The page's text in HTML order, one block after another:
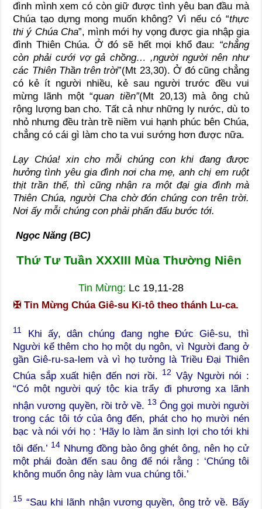
đình mình xem có còn giữ được tình yêu ban đầu mà
Chúa tạo dựng mong muốn không? Vì nếu có “thực
thi ý Chúa Cha”, mình mới hy vọng được gia nhập gia
đình Thiên Chúa. Ở đó sẽ hết mọi khổ đau: “chẳng
còn phải cưới vợ gả chồng… ,người người nên như
các Thiên Thần trên trời”(Mt 23,30). Ở đó cũng chẳng
có kẻ ít người nhiều, kẻ sau người trước đều vui
mừng lãnh một “quan tiền”(Mt 20,13) mà ông chủ
rộng lượng ban cho. Tất cả như những ly nước, dù to
nhỏ nhưng đều tràn trề niềm vui hạnh phúc bên Chúa,
chẳng có cái gì làm cho ta vui sướng hơn được nữa.
Lạy Chúa! xin cho mỗi chúng con khi đang được
hưởng tình yêu gia đình nơi cha mẹ, anh chị em ruột
thịt trần thế, thì cũng nhận ra một đại gia đình mà
Thiên Chúa, người Cha chờ đón chúng con trên trời.
Nơi ấy mỗi chúng con phải phấn đấu bước tới.
Ngọc Năng (BC)
Thứ Tư Tuần XXXIII Mùa Thường Niên
Tin Mừng: Lc 19,11-28
✠Tin Mừng Chúa Giê-su Ki-tô theo thánh Lu-ca.
11
Khi ấy, dân chúng đang nghe Đức Giê-su, thì
Người kể thêm cho họ một dụ ngôn, vì Người đang ở
gần Giê-ru-sa-lem và vì họ tưởng là Triều Đại Thiên
Chúa sắp xuất hiện đến nơi rồi. 12 Vậy Người nói :
“Có một người quý tộc kia trẩy đi phương xa lãnh
nhận vương quyền, rồi trở về. 13 Ông gọi mười người
trong các tôi tớ của ông đến, phát cho họ mười nén
bạc và nói với họ : ‘Hãy lo làm ăn sinh lợi cho tới khi
tôi đến.’ 14 Nhưng đồng bào ông ghét ông, nên họ cử
một phái đoàn đến sau ông để nói rằng : ‘Chúng tôi
không muốn ông này làm vua chúng tôi.’
15 “Sau khi lãnh nhận vương quyền, ông trở về. Bấy